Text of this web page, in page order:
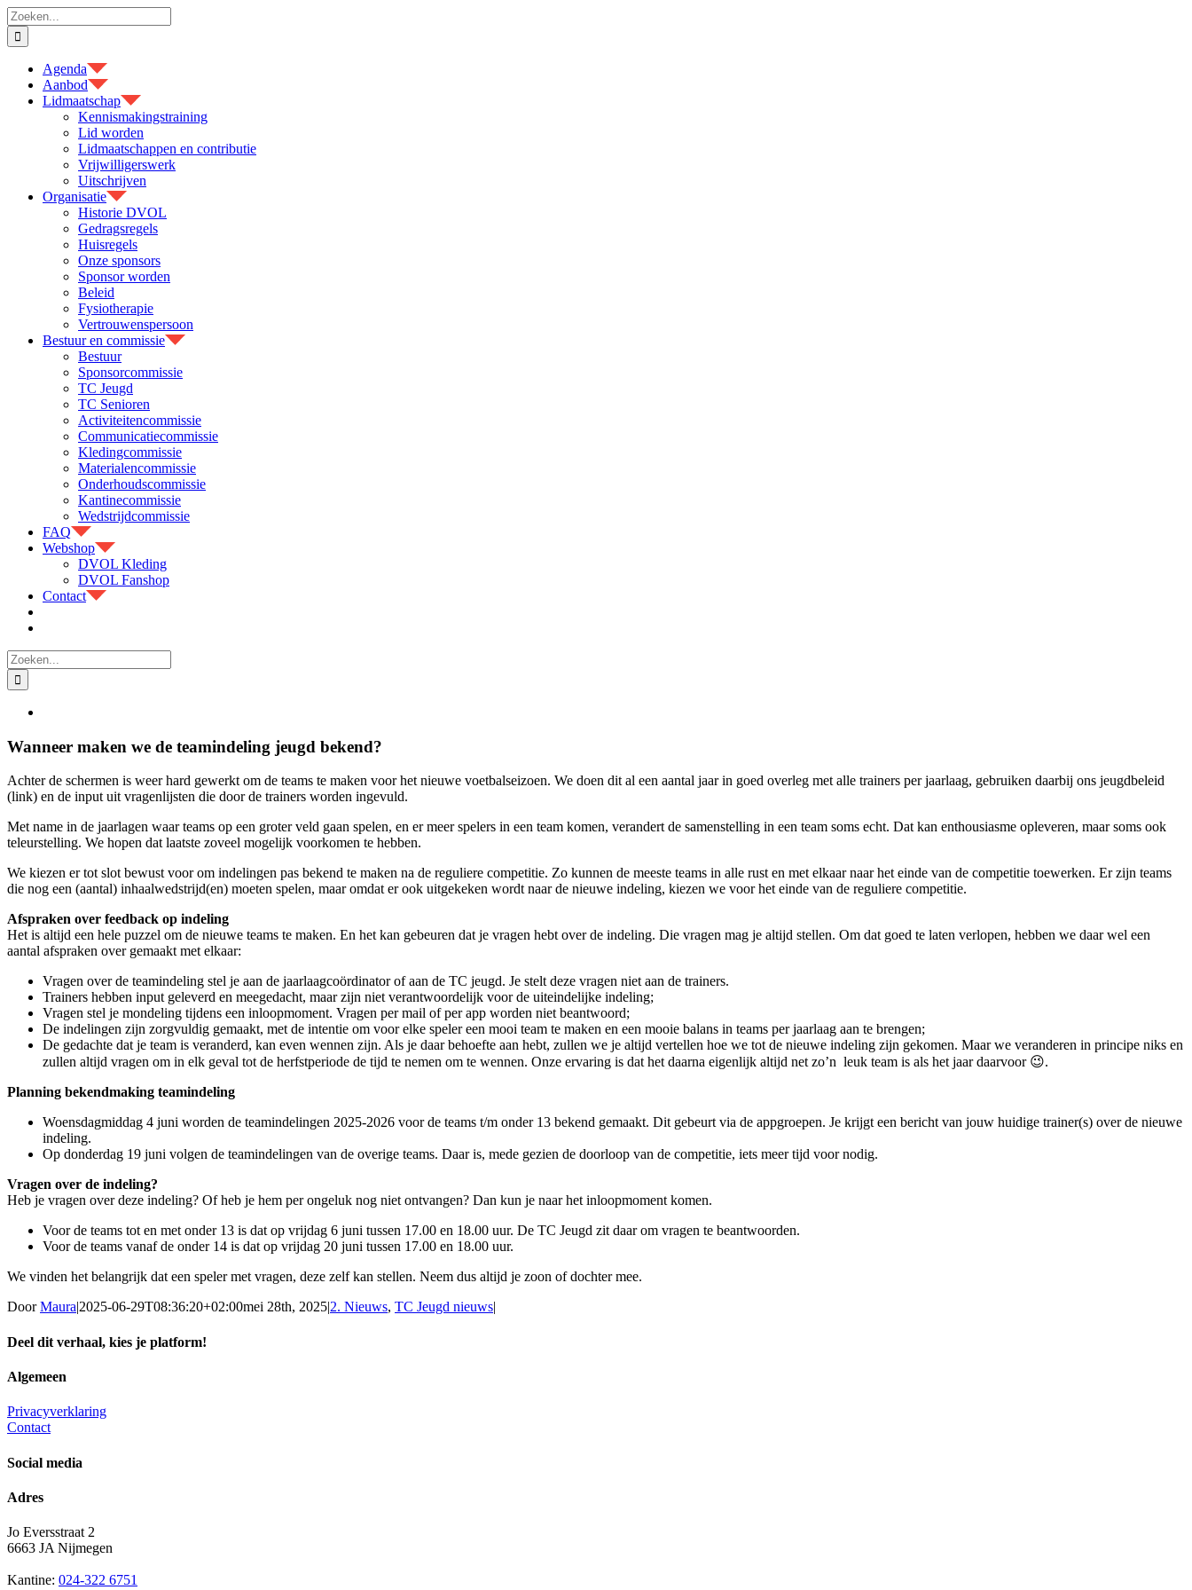
Ga
naar
inhoud
Zoeken
naar:
Agenda
Aanbod
Lidmaatschap
Kennismakingstraining
Lid worden
Lidmaatschappen en contributie
Vrijwilligerswerk
Uitschrijven
Organisatie
Historie DVOL
Gedragsregels
Huisregels
Onze sponsors
Sponsor worden
Beleid
Fysiotherapie
Vertrouwenspersoon
Bestuur en commissie
Bestuur
Sponsorcommissie
TC Jeugd
TC Senioren
Activiteitencommissie
Communicatiecommissie
Kledingcommissie
Materialencommissie
Onderhoudscommissie
Kantinecommissie
Wedstrijdcommissie
FAQ
Webshop
DVOL Kleding
DVOL Fanshop
Contact
Zoeken
naar:
afbeelding
Wanneer maken we de teamindeling jeugd bekend?
Achter de schermen is weer hard gewerkt om de teams te maken voor het nieuwe voetbalseizoen. We doen dit al een aantal jaar in goed overleg met alle trainers per jaarlaag, gebruiken daarbij ons jeugdbeleid
(link) en de input uit vragenlijsten die door de trainers worden ingevuld.
Met name in de jaarlagen waar teams op een groter veld gaan spelen, en er meer spelers in een team komen, verandert de samenstelling in een team soms echt. Dat kan enthousiasme opleveren, maar soms ook
teleurstelling. We hopen dat laatste zoveel mogelijk voorkomen te hebben.
We kiezen er tot slot bewust voor om indelingen pas bekend te maken na de reguliere competitie. Zo kunnen de meeste teams in alle rust en met elkaar naar het einde van de competitie toewerken. Er zijn teams
die nog een (aantal) inhaalwedstrijd(en) moeten spelen, maar omdat er ook uitgekeken wordt naar de nieuwe indeling, kiezen we voor het einde van de reguliere competitie.
Afspraken over feedback op indeling
Het is altijd een hele puzzel om de nieuwe teams te maken. En het kan gebeuren dat je vragen hebt over de indeling. Die vragen mag je altijd stellen. Om dat goed te laten verlopen, hebben we daar wel een
aantal afspraken over gemaakt met elkaar:
Vragen over de teamindeling stel je aan de jaarlaagcoördinator of aan de TC jeugd. Je stelt deze vragen niet aan de trainers.
Trainers hebben input geleverd en meegedacht, maar zijn niet verantwoordelijk voor de uiteindelijke indeling;
Vragen stel je mondeling tijdens een inloopmoment. Vragen per mail of per app worden niet beantwoord;
De indelingen zijn zorgvuldig gemaakt, met de intentie om voor elke speler een mooi team te maken en een mooie balans in teams per jaarlaag aan te brengen;
De gedachte dat je team is veranderd, kan even wennen zijn. Als je daar behoefte aan hebt, zullen we je altijd vertellen hoe we tot de nieuwe indeling zijn gekomen. Maar we veranderen in principe niks en
zullen altijd vragen om in elk geval tot de herfstperiode de tijd te nemen om te wennen. Onze ervaring is dat het daarna eigenlijk altijd net zo’n leuk team is als het jaar daarvoor 😉.
Planning bekendmaking teamindeling
Woensdagmiddag 4 juni worden de teamindelingen 2025-2026 voor de teams t/m onder 13 bekend gemaakt. Dit gebeurt via de appgroepen. Je krijgt een bericht van jouw huidige trainer(s) over de nieuwe
indeling.
Op donderdag 19 juni volgen de teamindelingen van de overige teams. Daar is, mede gezien de doorloop van de competitie, iets meer tijd voor nodig.
Vragen over de indeling?
Heb je vragen over deze indeling? Of heb je hem per ongeluk nog niet ontvangen? Dan kun je naar het inloopmoment komen.
Voor de teams tot en met onder 13 is dat op vrijdag 6 juni tussen 17.00 en 18.00 uur. De TC Jeugd zit daar om vragen te beantwoorden.
Voor de teams vanaf de onder 14 is dat op vrijdag 20 juni tussen 17.00 en 18.00 uur.
We vinden het belangrijk dat een speler met vragen, deze zelf kan stellen. Neem dus altijd je zoon of dochter mee.
DoorMaura|2025-06-29T08:36:20+02:00mei 28th, 2025|2. Nieuws, TC Jeugd nieuws|
Deel dit verhaal, kies je platform!
Facebook
X
Reddit
LinkedIn
WhatsApp
Tumblr
Pinterest
Vk
E-
Algemeen
Privacyverklaring
Contact
Social media
Adres
Jo Eversstraat 2
6663 JA Nijmegen
Kantine: 024-322 6751